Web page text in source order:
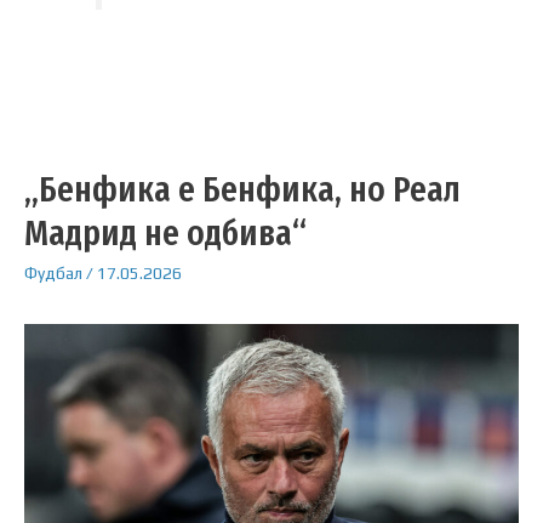
„Бенфика е Бенфика, но Реал
Мадрид не одбива“
Фудбал / 17.05.2026